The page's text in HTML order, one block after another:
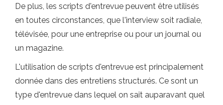
De plus, les scripts d'entrevue peuvent être utilisés
en toutes circonstances, que l'interview soit radiale,
télévisée, pour une entreprise ou pour un journal ou
un magazine.
L'utilisation de scripts d'entrevue est principalement
donnée dans des entretiens structurés. Ce sont un
type d'entrevue dans lequel on sait auparavant quel